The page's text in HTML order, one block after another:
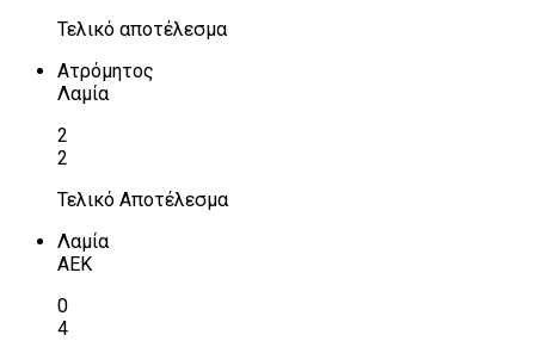
Τελικό αποτέλεσμα
Ατρόμητος
Λαμία
2
2
Τελικό Αποτέλεσμα
Λαμία
ΑΕΚ
0
4